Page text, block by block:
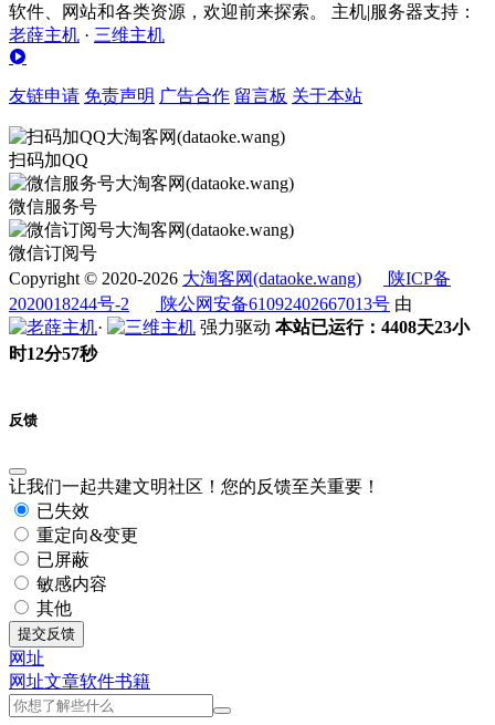
软件、网站和各类资源，欢迎前来探索。 主机|服务器支持：
老薛主机 · 三维主机
友链申请 免责声明 广告合作 留言板 关于本站
扫码加QQ
微信服务号
微信订阅号
Copyright © 2020-2026 大淘客网(dataoke.wang)
陕ICP备
2020018244号-2
陕公网安备61092402667013号 由
·
强力驱动 本站已运行：4408天23小
时12分58秒
反馈
让我们一起共建文明社区！您的反馈至关重要！
已失效
重定向&变更
已屏蔽
敏感内容
其他
提交反馈
网址
网址文章软件书籍